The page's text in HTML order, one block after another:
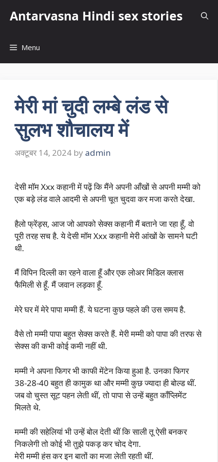
Antarvasna Hindi sex stories
Menu
मेरी मां चुदी लम्बे लंड से
सुलभ शौचालय में
अक्टूबर 14, 2024 by admin
देसी मॉम Xxx कहानी में पढ़ें कि मैंने अपनी आँखों से अपनी मम्मी को
एक बड़े लंड वाले आदमी से अपनी चूत चुदवा कर मजा करते देखा.
हैलो फ्रेंड्स, आज जो आपको सेक्स कहानी मैं बताने जा रहा हूँ, वो
पूरी तरह सच है. ये देसी मॉम Xxx कहानी मेरी आंखों के सामने घटी
थी.
मैं विपिन दिल्ली का रहने वाला हूँ और एक लोअर मिडिल क्लास
फैमिली से हूँ. मैं जवान लड़का हूँ.
मेरे घर में मेरे पापा मम्मी हैं. ये घटना कुछ पहले की उस समय है.
वैसे तो मम्मी पापा बहुत सेक्स करते हैं. मेरी मम्मी को पापा की तरफ से
सेक्स की कभी कोई कमी नहीं थी.
मम्मी ने अपना फिगर भी काफी मेंटेन किया हुआ है. उनका फिगर
38-28-40 बहुत ही कामुक था और मम्मी कुछ ज्यादा ही बोल्ड थीं.
जब वो चुस्त सूट पहन लेती थीं, तो पापा से उन्हें बहुत कॉंप्लिमेंट
मिलते थे.
मम्मी की सहेलियां भी उन्हें बोल देती थीं कि साली तू ऐसी बनकर
निकलेगी तो कोई भी तुझे पकड़ कर चोद देगा.
मेरी मम्मी हंस कर इन बातों का मजा लेती रहती थीं.